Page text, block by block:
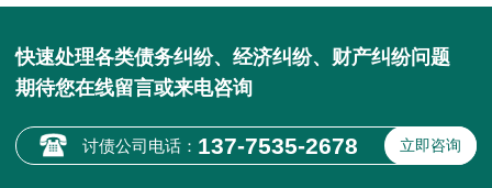
快速处理各类债务纠纷、经济纠纷、财产纠纷问题
期待您在线留言或来电咨询
讨债公司电话： 137-7535-2678 立即咨询